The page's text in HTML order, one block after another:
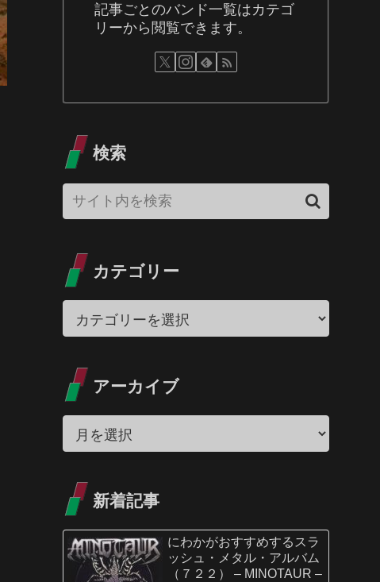
記事ごとのバンド一覧はカテゴ
リーから閲覧できます。
検索
カテゴリー
アーカイブ
新着記事
にわかがおすすめするスラ
ッシュ・メタル・アルバム
（７２２） – MINOTAUR –